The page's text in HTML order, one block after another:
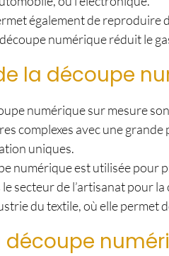
également de reproduire
numérique réduit le
la découpe
numérique sur mesure
complexes avec une
uniques.
numérique est utilisée pour
secteur de l’artisanat pour
du textile, où elle permet
découpe